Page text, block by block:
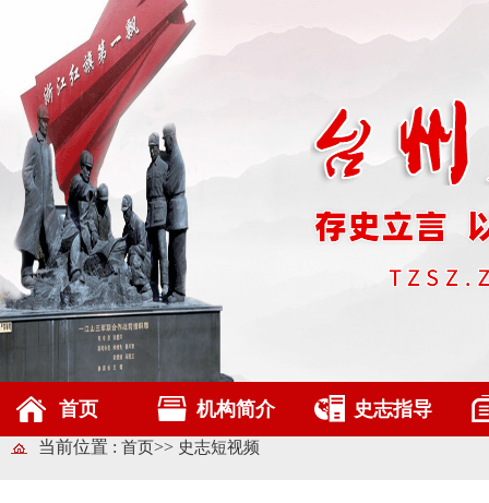
首页 机构简介 史志指导
当前位置 : 首页>> 史志短视频